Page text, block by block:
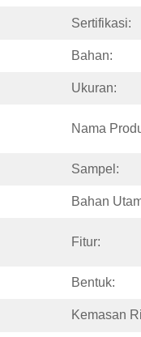
Sertifikasi:
Bahan:
Ukuran:
Nama
Sampel:
Bahan
Fitur:
Bentuk:
Kemasan